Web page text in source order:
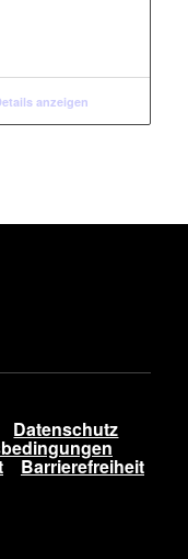
anzeigen
Datenschutz
Barrierefreiheit